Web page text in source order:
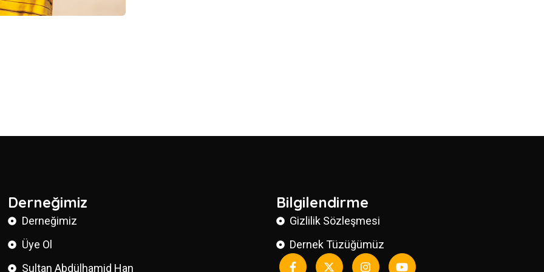
Derneğimiz
Derneğimiz
Üye Ol
Sultan Abdülhamid Han
Bilgilendirme
Gizlilik Sözleşmesi
Dernek Tüzüğümüz